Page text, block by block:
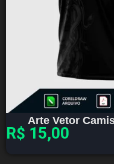
Arte Vetor
R$ 15,00